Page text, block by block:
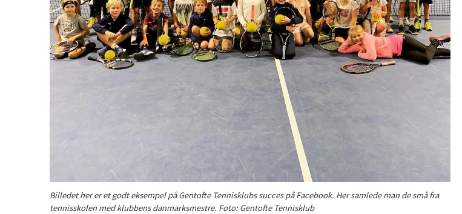
Billedet her er et godt eksempel på Gentofte Tennisklubs succes på Facebook. Her samlede man de små fra
tennisskolen med klubbens danmarksmestre. Foto: Gentofte Tennisklub